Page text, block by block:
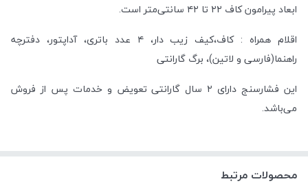
ابعاد پیرامون کاف ۲۲ تا ۴۲ سانتی‌متر است.
اقلام همراه : کاف،کیف زیب دار، ۴ عدد باتری، آداپتور، دفترچه
راهنما(فارسی و لاتین)، برگ گارانتی
این فشارسنج دارای ۲ سال گارانتی تعویض و خدمات پس از فروش
می‌باشد.
محصولات مرتبط